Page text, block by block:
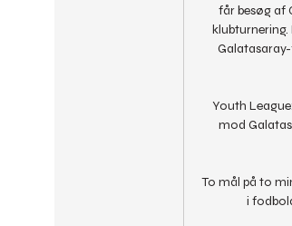
får besøg af
Youth
mod
To mål på to
i